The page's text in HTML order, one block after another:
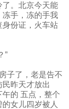
。北京今天能
手，冻的手我
身份证，火车站
”
子了，老是告不
昨天才放出
的 五点，整个
女儿四岁被人